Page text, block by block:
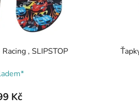
, SLIPSTOP
Kč